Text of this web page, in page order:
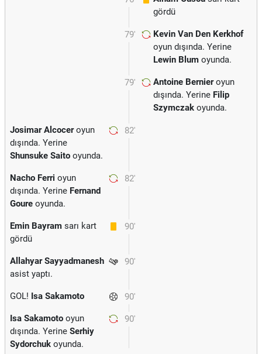
gördü
79'
Kevin Van Den Kerkhof
oyun dışında. Yerine
Lewin Blum oyunda.
79' Antoine Bernieroyun
dışında. Yerine Filip
Szymczak oyunda.
82'
Josimar Alcoceroyun
dışında. Yerine
Shunsuke Saito oyunda.
82'
Nacho Ferri oyun
dışında. Yerine Fernand
Goure oyunda.
90'
Emin Bayram sarı kart
gördü
90'
Allahyar Sayyadmanesh
asist yaptı.
90'
GOL! Isa Sakamoto
90'
Isa Sakamoto oyun
dışında. Yerine Serhiy
Sydorchuk oyunda.